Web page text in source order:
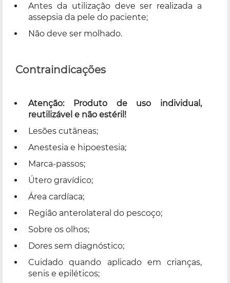
Antes da utilização deve ser realizada a
assepsia da pele do paciente;
Não deve ser molhado.
Contraindicações
Atenção: Produto de uso individual,
reutilizável e não estéril!
Lesões cutâneas;
Anestesia e hipoestesia;
Marca-passos;
Útero gravídico;
Área cardíaca;
Região anterolateral do pescoço;
Sobre os olhos;
Dores sem diagnóstico;
Cuidado quando aplicado em crianças,
senis e epiléticos;